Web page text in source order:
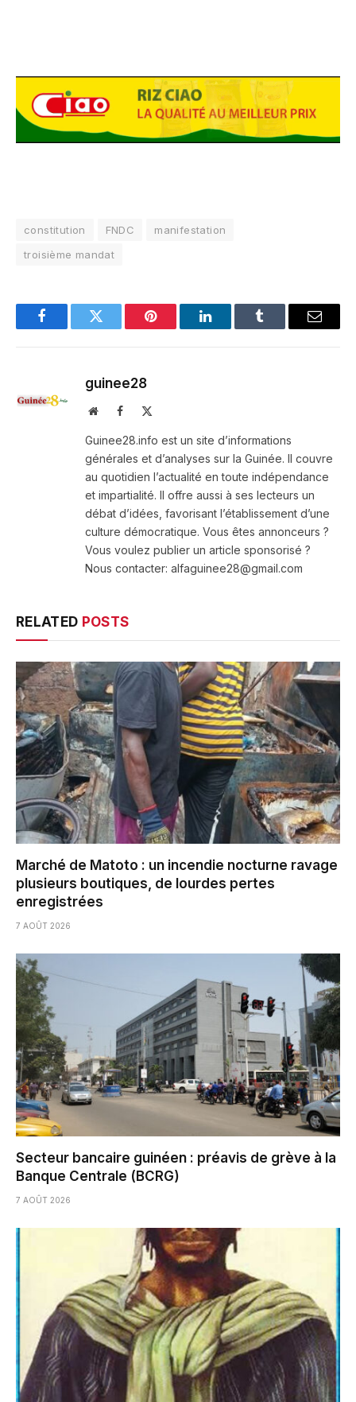
constitution FNDC
manifestation
troisième mandat
FacebookTwitter Pinterest LinkedInTumblr Email
guinee28
WebsiteFacebook
Guinee28.info est un site d’informations
générales et d’analyses sur la Guinée. Il couvre
au quotidien l’actualité en toute indépendance
et impartialité. Il offre aussi à ses lecteurs un
débat d’idées, favorisant l’établissement d’une
culture démocratique. Vous êtes annonceurs ?
Vous voulez publier un article sponsorisé ?
Nous contacter: alfaguinee28@gmail.com
RELATED POSTS
Marché de Matoto : un incendie nocturne ravage
plusieurs boutiques, de lourdes pertes
enregistrées
7 AOÛT 2026
Secteur bancaire guinéen : préavis de grève à la
Banque Centrale (BCRG)
7 AOÛT 2026